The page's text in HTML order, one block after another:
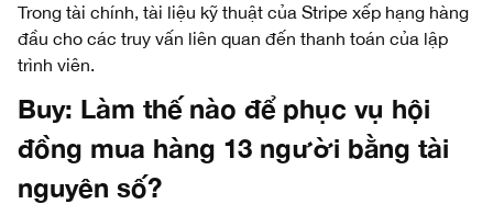
Trong tài chính, tài liệu kỹ thuật của Stripe xếp hạng hàng
đầu cho các truy vấn liên quan đến thanh toán của lập
trình viên.
Buy: Làm thế nào để phục vụ hội
đồng mua hàng 13 người bằng tài
nguyên số?